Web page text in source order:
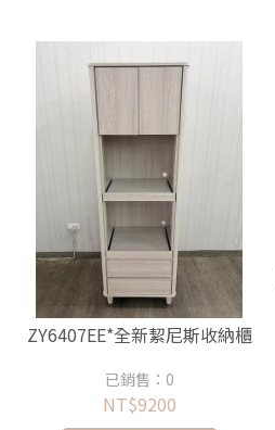
ZY6407EE*全新絜尼斯收納櫃
已銷售：0
NT$9200